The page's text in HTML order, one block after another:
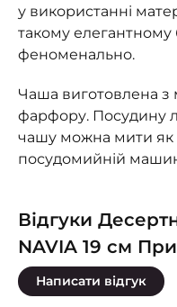
у використанні
такому елегантному
феноменально.
Чаша виготовлена ​​з
фарфору. Посудину
чашу можна мити як
посудомийній
Відгуки
NAVIA 19 см
Написати відгук